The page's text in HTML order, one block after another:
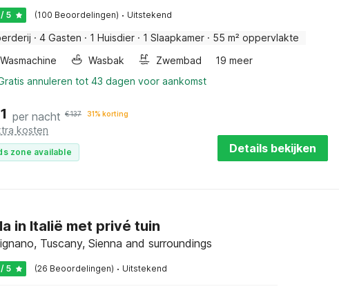
5 (100 Beoordelingen) · Uitstekend
· 4 Gasten · 1 Huisdier · 1 Slaapkamer · 55 m² oppervlakte
Wasmachine
Wasbak Zwembad
19 meer
annuleren tot 43 dagen voor aankomst
per nacht €137 31% korting
kosten
zone available Details bekijken
in Italië met privé tuin
Tuscany, Sienna and surroundings
5 (26 Beoordelingen) · Uitstekend